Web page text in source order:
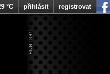
°C přihlásit registrovat